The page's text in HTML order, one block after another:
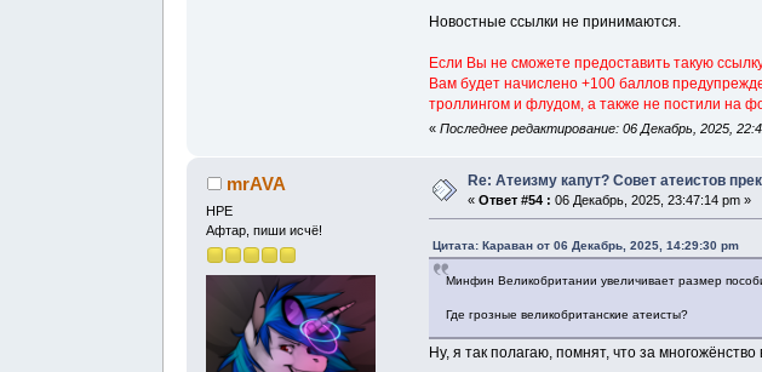
Новостные ссылки не принимаются.
Если Вы не сможете предоставить такую
Вам будет начислено +100 баллов
троллингом и флудом, а также не постили на
«Последнее редактирование: 06 Декабрь, 2025,
mrAVA
НРЕ
Афтар, пиши исчё!
Re: Атеизму капут? Совет атеистов
«Ответ #54 : 06 Декабрь, 2025, 23:47:14 pm »
Цитата: Караван от 06 Декабрь, 2025, 14:29:30 pm
Минфин Великобритании увеличивает размер
Где грозные великобританские атеисты?
Ну, я так полагаю, помнят, что за